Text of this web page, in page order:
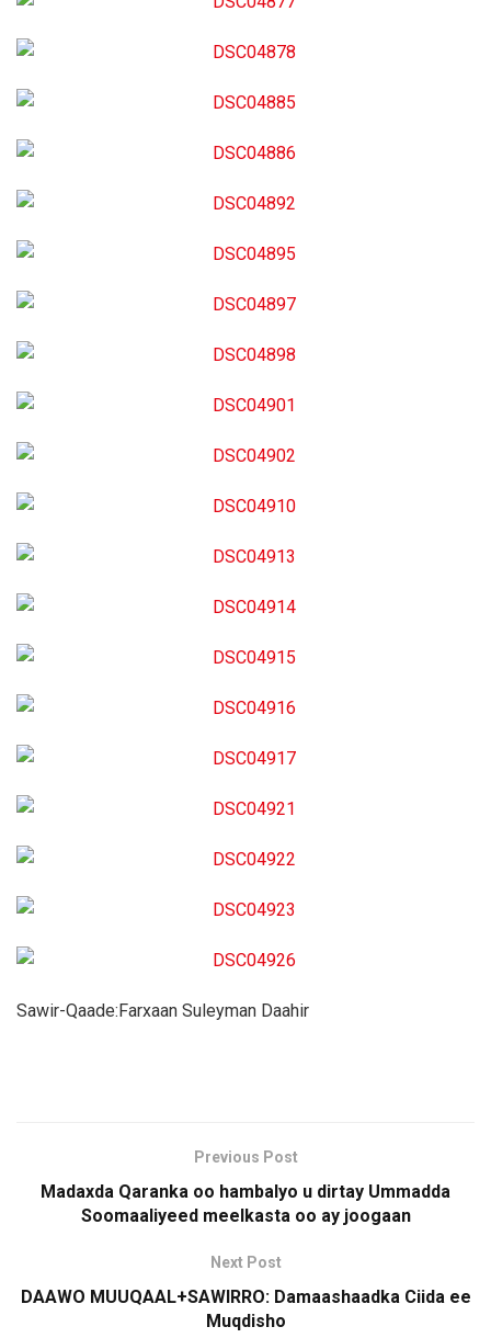
Sawir-Qaade:Farxaan Suleyman Daahir
Previous Post
Madaxda Qaranka oo hambalyo u dirtay Ummadda
Soomaaliyeed meelkasta oo ay joogaan
Next Post
DAAWO MUUQAAL+SAWIRRO: Damaashaadka Ciida ee
Muqdisho